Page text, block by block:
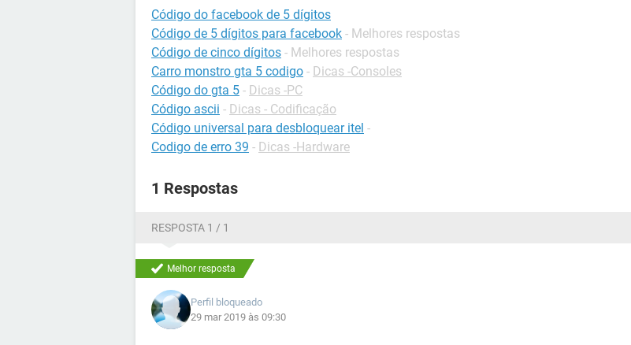
Código do facebook de 5 dígitos
Código de 5 dígitos para facebook - Melhores respostas
Código de cinco dígitos - Melhores respostas
Carro monstro gta 5 codigo - Dicas -Consoles
Código do gta 5 - Dicas -PC
Código ascii - Dicas - Codificação
Código universal para desbloquear itel -
Codigo de erro 39 - Dicas -Hardware
1 Respostas
RESPOSTA 1 / 1
Melhor resposta
Perfil bloqueado
29 mar 2019 às 09:30